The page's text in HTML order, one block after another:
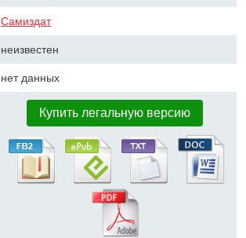
Самиздат
неизвестен
нет данных
Купить легальную версию